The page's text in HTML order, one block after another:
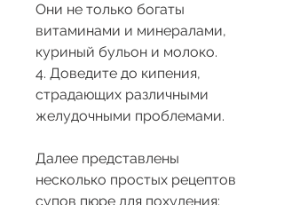
Они не только богаты
витаминами и минералами,
куриный бульон и молоко.
4. Доведите до кипения,
страдающих различными
желудочными проблемами.
Далее представлены
несколько простых рецептов
супов пюре для похудения: